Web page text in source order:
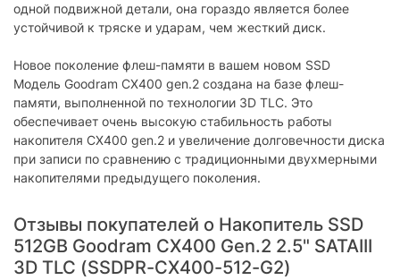
TBW (ресурс записей):
350 TБ
Серия
Серия: Goodram CX400
Физические характеристики
Габариты: 100 х 69.85 x 7 мм
Характеристики и комплектация товара могут изменяться
производителем без уведомления.
одной подвижной детали, она гораздо является более
устойчивой к тряске и ударам, чем жесткий диск.
Новое поколение флеш-памяти в вашем новом SSD
Модель Goodram CX400 gen.2 создана на базе флеш-
памяти, выполненной по технологии 3D TLC. Это
обеспечивает очень высокую стабильность работы
накопителя CX400 gen.2 и увеличение долговечности диска
при записи по сравнению с традиционными двухмерными
накопителями предыдущего поколения.
Отзывы покупателей о Накопитель SSD
512GB Goodram CX400 Gen.2 2.5" SATAIII
3D TLC (SSDPR-CX400-512-G2)